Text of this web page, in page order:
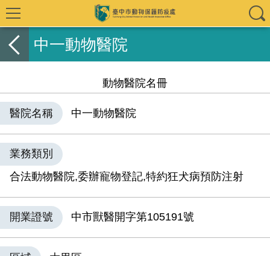
中一動物醫院
動物醫院名冊
醫院名稱 中一動物醫院
業務類別
合法動物醫院,委辦寵物登記,特約狂犬病預防注射
開業證號 中市獸醫開字第105191號